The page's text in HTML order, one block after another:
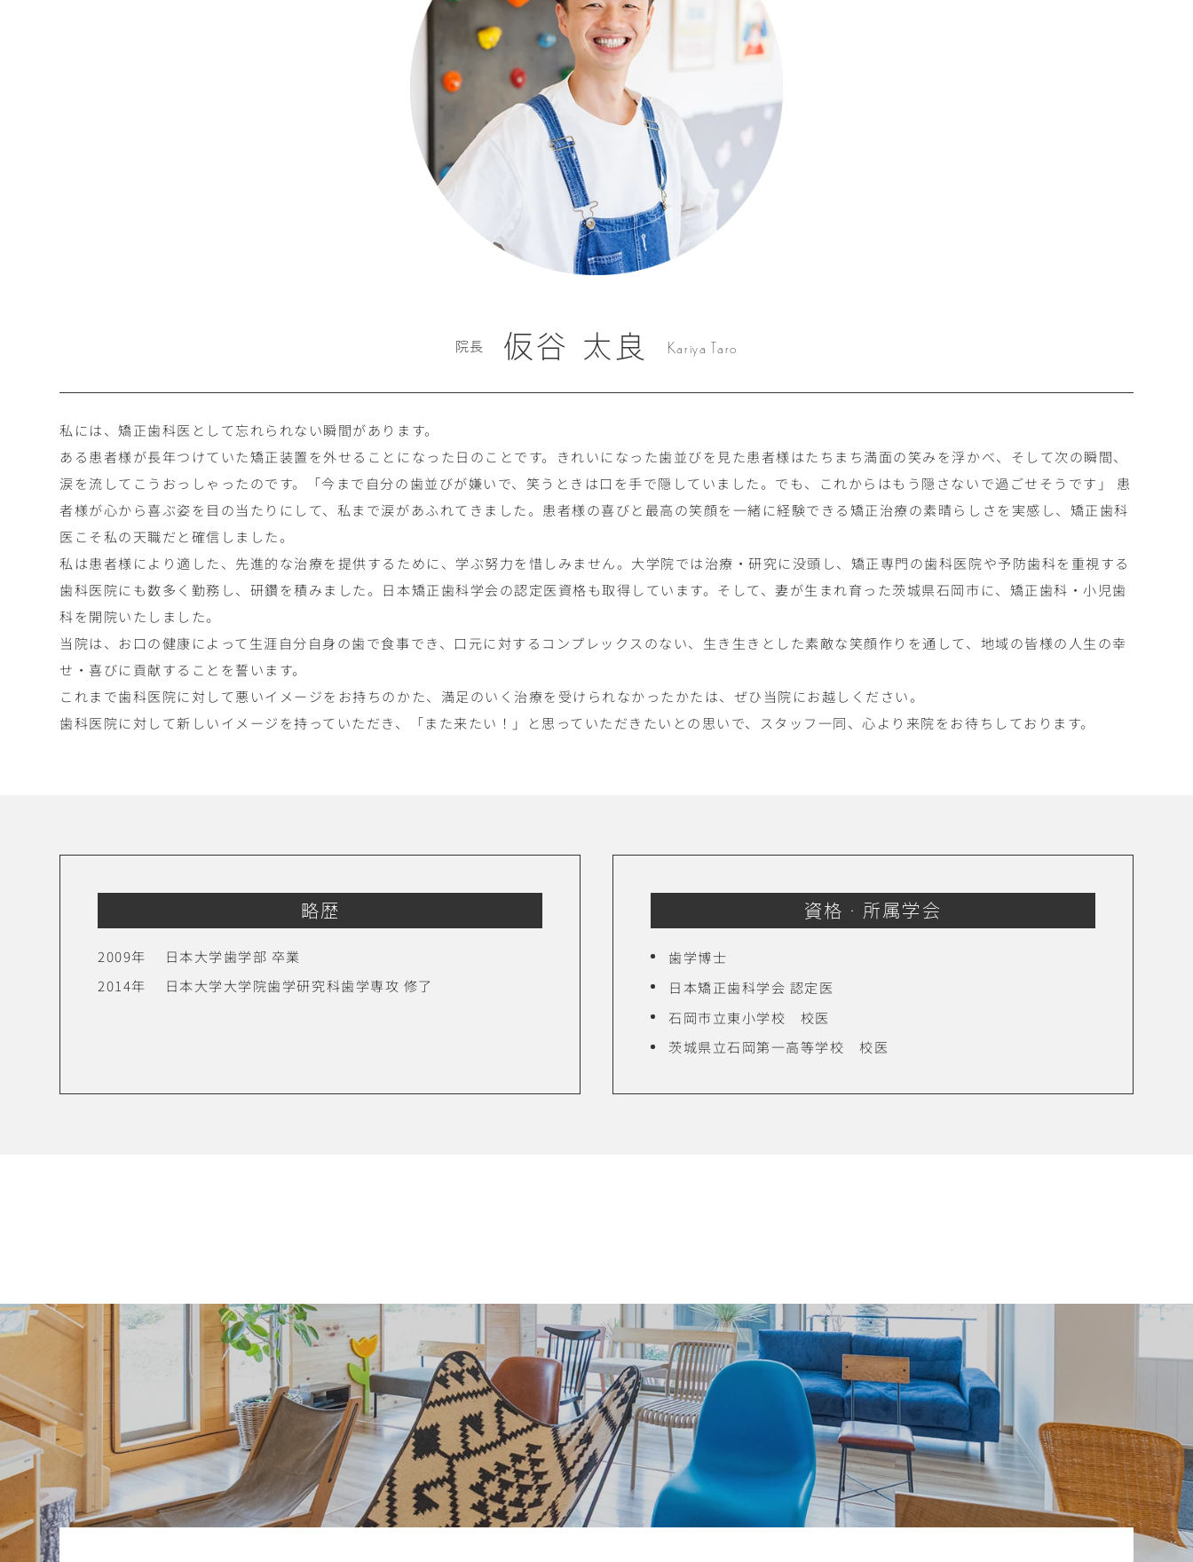
院長 仮谷 太良 Kariya Taro
私には、矯正歯科医として忘れられない瞬間があります。
ある患者様が長年つけていた矯正装置を外せることになった日のことです。きれいになった歯並びを見た患者様はたちまち満面の笑みを浮かべ、そして次の瞬間、
涙を流してこうおっしゃったのです。「今まで自分の歯並びが嫌いで、笑うときは口を手で隠していました。でも、これからはもう隠さないで過ごせそうです」 患
者様が心から喜ぶ姿を目の当たりにして、私まで涙があふれてきました。患者様の喜びと最高の笑顔を一緒に経験できる矯正治療の素晴らしさを実感し、矯正歯科
医こそ私の天職だと確信しました。
私は患者様により適した、先進的な治療を提供するために、学ぶ努力を惜しみません。大学院では治療・研究に没頭し、矯正専門の歯科医院や予防歯科を重視する
歯科医院にも数多く勤務し、研鑽を積みました。日本矯正歯科学会の認定医資格も取得しています。そして、妻が生まれ育った茨城県石岡市に、矯正歯科・小児歯
科を開院いたしました。
当院は、お口の健康によって生涯自分自身の歯で食事でき、口元に対するコンプレックスのない、生き生きとした素敵な笑顔作りを通して、地域の皆様の人生の幸
せ・喜びに貢献することを誓います。
これまで歯科医院に対して悪いイメージをお持ちのかた、満足のいく治療を受けられなかったかたは、ぜひ当院にお越しください。
歯科医院に対して新しいイメージを持っていただき、「また来たい！」と思っていただきたいとの思いで、スタッフ一同、心より来院をお待ちしております。
略歴
2009年 日本大学歯学部 卒業
2014年
日本大学大学院歯学研究科歯学専攻 修了
資格・所属学会
歯学博士
日本矯正歯科学会 認定医
石岡市立東小学校 校医
茨城県立石岡第一高等学校 校医